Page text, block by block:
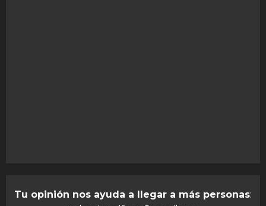
Tu opinión nos ayuda a llegar a más personas: